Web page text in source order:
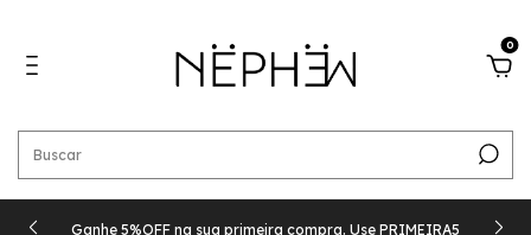
0
Ganhe 5%OFF na sua primeira compra. Use PRIMEIRA5